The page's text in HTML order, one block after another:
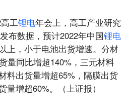
工锂电年会上，高工产业研究
布数据，预计2022年中国锂电
上，小于电池出货增速。分材
量同比增超140%，三元材料
料出货量增超65%，隔膜出货
量增超60%。（上证报）